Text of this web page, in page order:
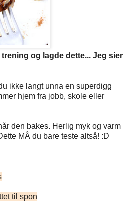
og lagde dette... Jeg sier
ikke langt unna en superdigg
hjem fra jobb, skole eller
den bakes. Herlig myk og varm
MÅ du bare teste altså! :D
til spon